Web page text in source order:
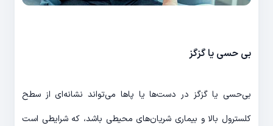
بی حسی یا گزگز
بی‌حسی یا گزگز در دست‌ها یا پاها می‌تواند نشانه‌ای از سطح
کلسترول بالا و بیماری شریان‌های محیطی باشد، که شرایطی است